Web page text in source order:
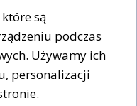
są
podczas
Używamy ich
personalizacji